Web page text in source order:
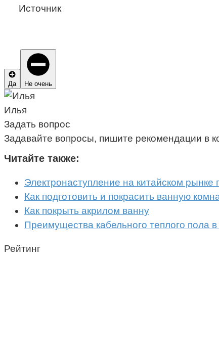
Источник
Да Не очень
Илья
Задать вопрос
Задавайте вопросы, пишите рекомендации в
Читайте также:
Электронаступление на китайском
Как подготовить и покрасить ванную
Как покрыть акрилом ванну
Преимущества кабельного теплого пола
Рейтинг